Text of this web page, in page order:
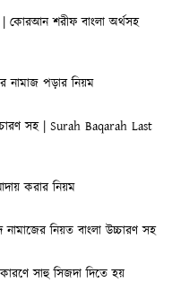
কোরআন শরীফ বাংলা অর্থসহ
নামাজ পড়ার নিয়ম
সহ | Surah Baqarah Last
করার নিয়ম
নিয়ত বাংলা উচ্চারণ সহ
সাহু সিজদা দিতে হয়